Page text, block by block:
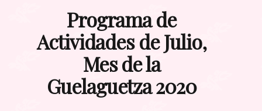
Programa de
Actividades de Julio,
Mes de la
Guelaguetza 2020